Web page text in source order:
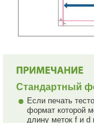
Стандартный
Если печать
формат которой
длину меток f и d